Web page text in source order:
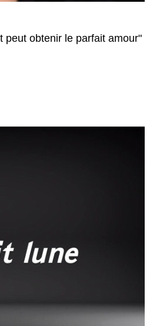
peut obtenir le parfait amour"